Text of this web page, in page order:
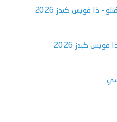
- ذا فويس كيدز 2026
كيدز 2026